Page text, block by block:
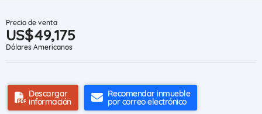
Precio de venta
US$49,175
Dólares Americanos
Descargar
información
Recomendar inmueble
por correo electrónico